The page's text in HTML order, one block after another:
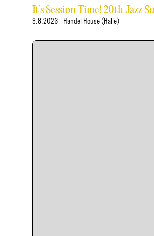
It’s Session Time! 20th Jazz
8.8.2026 Handel House (Halle)